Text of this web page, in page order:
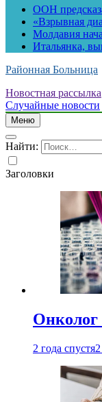
ООН
«Взрывная
Молдавия
Итальянка,
Районная Больница
Новостная рассылка
Случайные новости
Меню
Найти:
Заголовки
Онколог
2 года спустя